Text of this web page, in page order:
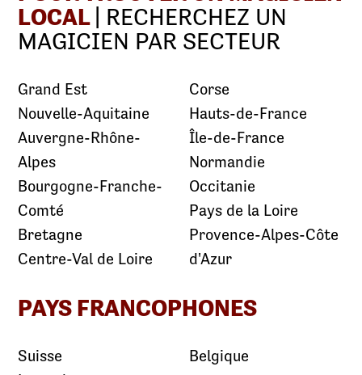
LOCAL | RECHERCHEZ UN
MAGICIEN PAR SECTEUR
Grand Est
Nouvelle-Aquitaine
Auvergne-Rhône-
Alpes
Bourgogne-Franche-
Comté
Bretagne
Centre-Val de Loire
Corse
Hauts-de-France
Île-de-France
Normandie
Occitanie
Pays de la Loire
Provence-Alpes-Côte
d'Azur
PAYS FRANCOPHONES
Suisse
Belgique